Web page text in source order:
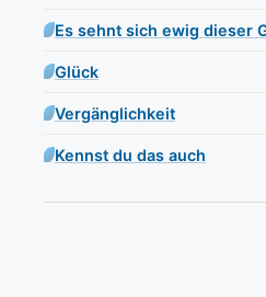
Es sehnt sich ewig dieser
Glück
Vergänglichkeit
Kennst du das auch